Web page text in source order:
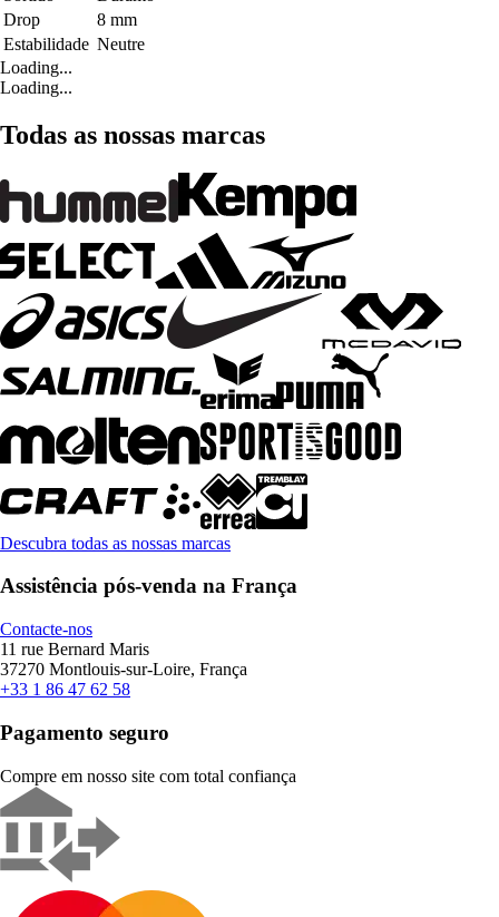
Drop
8 mm
Estabilidade Neutre
Loading...
Loading...
Todas as nossas marcas
Descubra todas as nossas marcas
Assistência pós-venda na França
Contacte-nos
11 rue Bernard Maris
37270 Montlouis-sur-Loire, França
+33 1 86 47 62 58
Pagamento seguro
Compre em nosso site com total confiança